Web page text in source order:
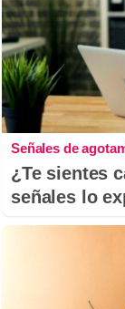
Señales de
¿Te sientes
señales lo